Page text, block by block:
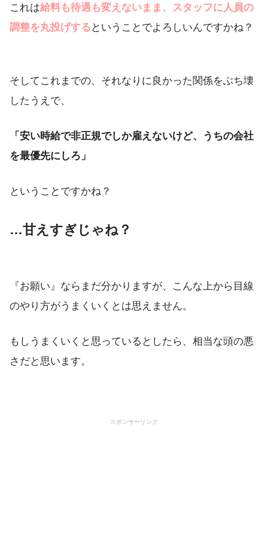
これは給料も待遇も変えないまま、スタッフに人員の
調整を丸投げする ということでよろしいんですかね？
そしてこれまでの、それなりに良かった関係をぶち壊
したうえで、
「安い時給で非正規でしか雇えないけど、うちの会社
を最優先にしろ」
ということですかね？
…甘えすぎじゃね？
『お願い』ならまだ分かりますが、こんな上から目線
のやり方がうまくいくとは思えません。
もしうまくいくと思っているとしたら、相当な頭の悪
さだと思います。
スポンサーリンク